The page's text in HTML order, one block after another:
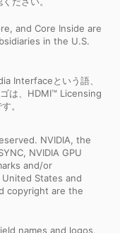
and Core Inside are
in the U.S.
Interfaceという語、
は、HDMI™ Licensing
。
NVIDIA, the
NVIDIA GPU
and/or
States and
copyright are the
names and logos,